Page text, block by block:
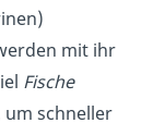
mit ihr
Fische
um schneller